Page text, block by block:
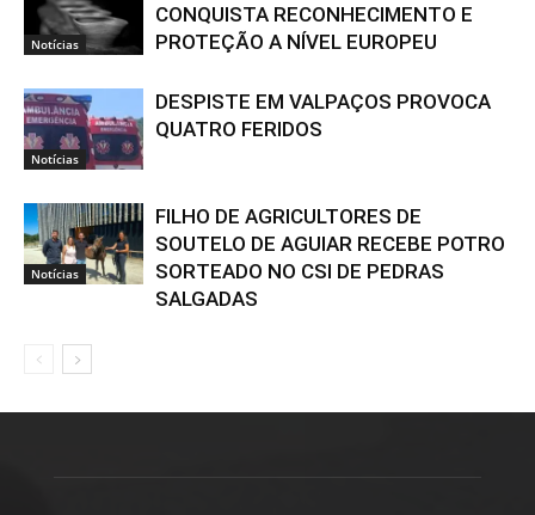
Notícias
CONQUISTA RECONHECIMENTO E
PROTEÇÃO A NÍVEL EUROPEU
Notícias
DESPISTE EM VALPAÇOS PROVOCA
QUATRO FERIDOS
Notícias
FILHO DE AGRICULTORES DE
SOUTELO DE AGUIAR RECEBE POTRO
SORTEADO NO CSI DE PEDRAS
SALGADAS